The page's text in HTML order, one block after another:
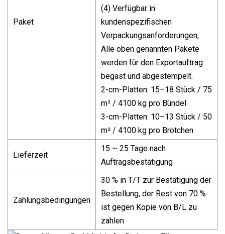
Paket
(4) Verfügbar in
kundenspezifischen
Verpackungsanforderungen;
Alle oben genannten Pakete
werden für den Exportauftrag
begast und abgestempelt.
2-cm-Platten: 15–18 Stück / 75
m² / 4100 kg pro Bündel
3-cm-Platten: 10–13 Stück / 50
m² / 4100 kg pro Brötchen
Lieferzeit
15 ~ 25 Tage nach
Auftragsbestätigung
Zahlungsbedingungen
30 % in T/T zur Bestätigung der
Bestellung, der Rest von 70 %
ist gegen Kopie von B/L zu
zahlen